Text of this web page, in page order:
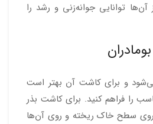
آن‌ها توانایی جوانه‌زنی و رشد را
می‌شود و برای کاشت آن بهتر است
را فراهم کنید. برای کاشت بذر
روی سطح خاک ریخته و روی آن‌ها